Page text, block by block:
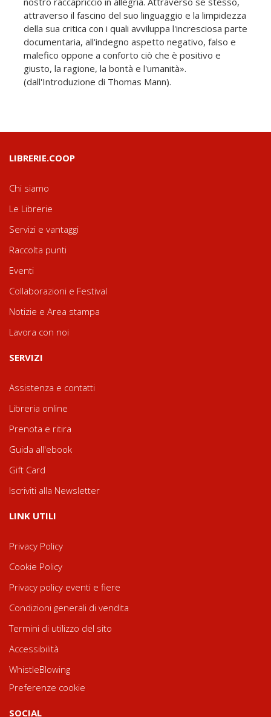
attraverso il fascino del suo linguaggio e la limpidezza
della sua critica con i quali avviluppa l'incresciosa parte
documentaria, all'indegno aspetto negativo, falso e
malefico oppone a conforto ciò che è positivo e
giusto, la ragione, la bontà e l'umanità».
(dall'Introduzione di Thomas Mann).
LIBRERIE.COOP
Chi siamo
Le Librerie
Servizi e vantaggi
Raccolta punti
Eventi
Collaborazioni e Festival
Notizie e Area stampa
Lavora con noi
SERVIZI
Assistenza e contatti
Libreria online
Prenota e ritira
Guida all'ebook
Gift Card
Iscriviti alla Newsletter
LINK UTILI
Privacy Policy
Cookie Policy
Privacy policy eventi e fiere
Condizioni generali di vendita
Termini di utilizzo del sito
Accessibilità
WhistleBlowing
Preferenze cookie
SOCIAL